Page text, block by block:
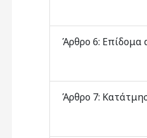
Άρθρο 6: Επίδομα
Άρθρο 7: